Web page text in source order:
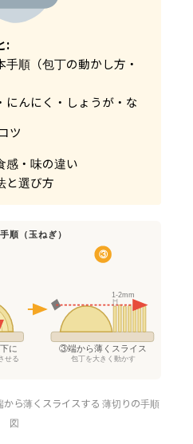
:
手順（包丁の動かし方・
にんにく・しょうが・な
ツ
感・味の違い
と選び方
順（玉ねぎ）
に
せる
③
1-2mm
③端から薄くスライス
包丁を大きく動かす
ら薄くスライスする 薄切りの手順
図